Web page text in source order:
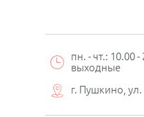
пн. - чт.: 10.00 -
выходные
г. Пушкино,